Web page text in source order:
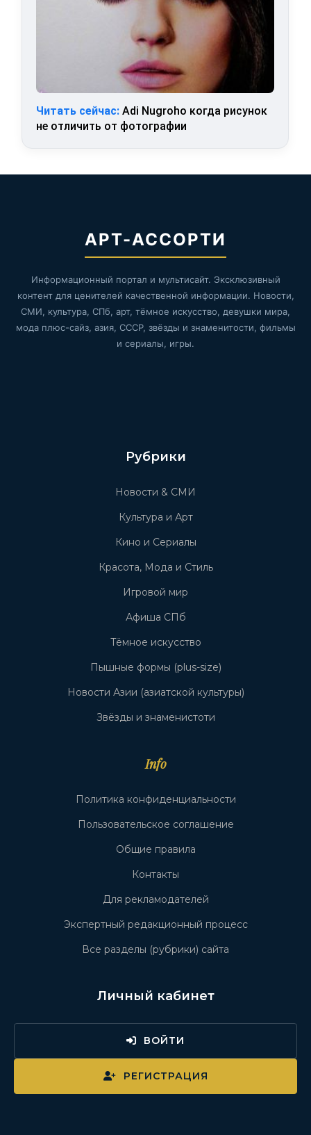
Читать сейчас: Adi Nugroho когда рисунок
не отличить от фотографии
АРТ-АССОРТИ
Информационный портал и мультисайт. Эксклюзивный
контент для ценителей качественной информации. Новости,
СМИ, культура, СПб, арт, тёмное искусство, девушки мира,
мода плюс-сайз, азия, СССР, звёзды и знаменитости, фильмы
и сериалы, игры.
Рубрики
Новости & СМИ
Культура и Арт
Кино и Сериалы
Красота, Мода и Стиль
Игровой мир
Афиша СПб
Тёмное искусство
Пышные формы (plus-size)
Новости Азии (азиатской культуры)
Звёзды и знаменистоти
Info
Политика конфиденциальности
Пользовательское соглашение
Общие правила
Контакты
Для рекламодателей
Экспертный редакционный процесс
Все разделы (рубрики) сайта
Личный кабинет
ВОЙТИ
РЕГИСТРАЦИЯ